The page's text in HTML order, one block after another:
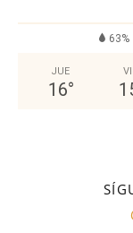
63%
JUE
16°